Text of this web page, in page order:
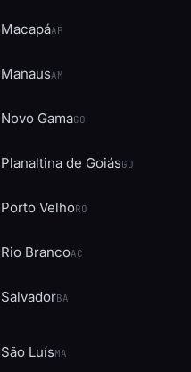
MacapáAP
ManausAM
Novo GamaGO
Planaltina de GoiásGO
Porto VelhoRO
Rio BrancoAC
SalvadorBA
São LuísMA